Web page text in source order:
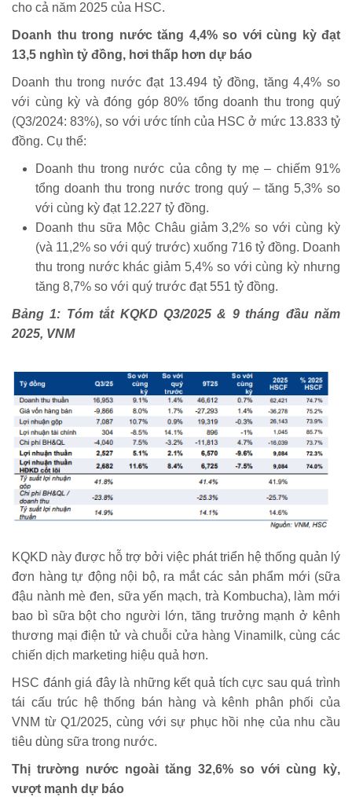
cho cả năm 2025 của HSC.
Doanh thu trong nước tăng 4,4% so với cùng kỳ đạt
13,5 nghìn tỷ đồng, hơi thấp hơn dự báo
Doanh thu trong nước đạt 13.494 tỷ đồng, tăng 4,4% so
với cùng kỳ và đóng góp 80% tổng doanh thu trong quý
(Q3/2024: 83%), so với ước tính của HSC ở mức 13.833 tỷ
đồng. Cụ thể:
Doanh thu trong nước của công ty mẹ – chiếm 91%
tổng doanh thu trong nước trong quý – tăng 5,3% so
với cùng kỳ đạt 12.227 tỷ đồng.
Doanh thu sữa Mộc Châu giảm 3,2% so với cùng kỳ
(và 11,2% so với quý trước) xuống 716 tỷ đồng. Doanh
thu trong nước khác giảm 5,4% so với cùng kỳ nhưng
tăng 8,7% so với quý trước đạt 551 tỷ đồng.
Bảng 1: Tóm tắt KQKD Q3/2025 & 9 tháng đầu năm
2025, VNM
KQKD này được hỗ trợ bởi việc phát triển hệ thống quản lý
đơn hàng tự động nội bộ, ra mắt các sản phẩm mới (sữa
đậu nành mè đen, sữa yến mạch, trà Kombucha), làm mới
bao bì sữa bột cho người lớn, tăng trưởng mạnh ở kênh
thương mại điện tử và chuỗi cửa hàng Vinamilk, cùng các
chiến dịch marketing hiệu quả hơn.
HSC đánh giá đây là những kết quả tích cực sau quá trình
tái cấu trúc hệ thống bán hàng và kênh phân phối của
VNM từ Q1/2025, cùng với sự phục hồi nhẹ của nhu cầu
tiêu dùng sữa trong nước.
Thị trường nước ngoài tăng 32,6% so với cùng kỳ,
vượt mạnh dự báo